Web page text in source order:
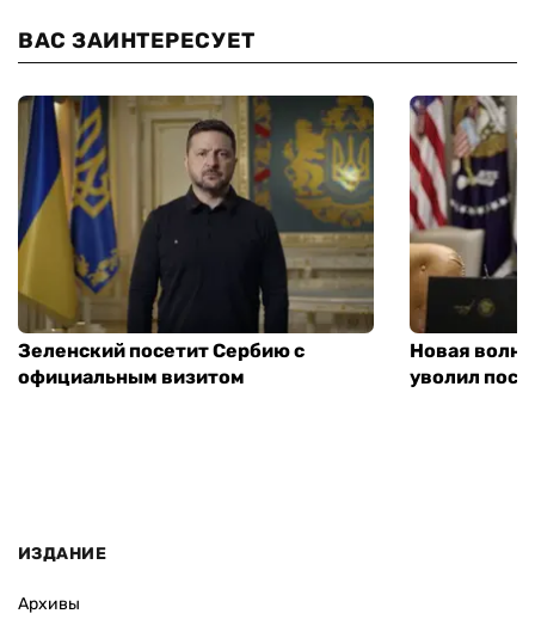
ВАС ЗАИНТЕРЕСУЕТ
Зеленский посетит Сербию с
официальным визитом
Новая
уволил
ИЗДАНИЕ
Архивы